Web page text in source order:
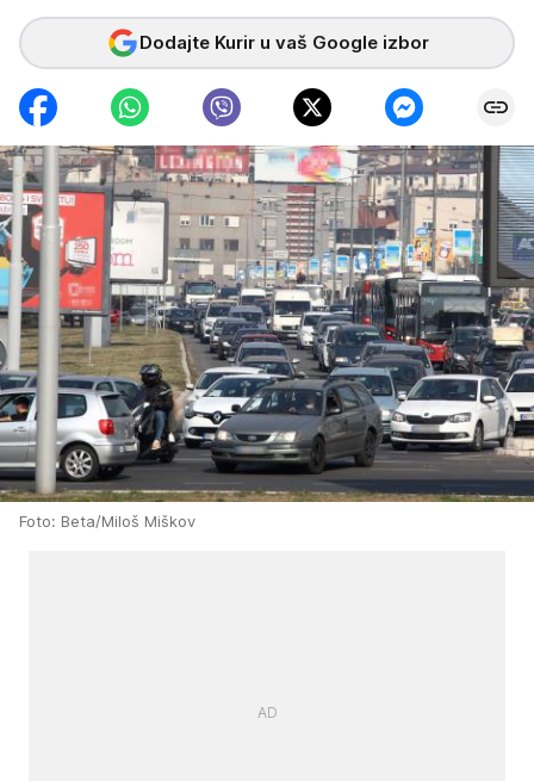
Dodajte Kurir u vaš Google izbor
Foto: Beta/Miloš Miškov